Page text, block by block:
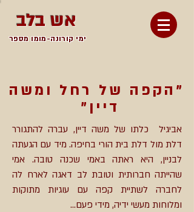
ימי קורונה-מומו מספר
"הקפה של רחל ומשה
דיין"
אביגיל כלתו של משה דיין, עברה להתגורר
דלת מול דלת בית הורי בחיפה. מיד עם הגעתה
לבניין, היא ראתה באמי שכנה טובה. אמי
שהייתה חברותית וטובת לב דאגה לארח לה
לחברה לשתיית קפה עם עוגיות מתוקות
ומלוחות מעשי ידיה, מידי פעם...